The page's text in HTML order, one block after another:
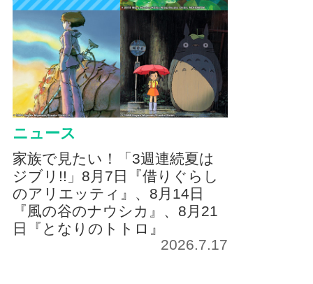
ニュース
家族で見たい！「3週連続夏は
ジブリ!!」8月7日『借りぐらし
のアリエッティ』、8月14日
『風の谷のナウシカ』、8月21
日『となりのトトロ』
2026.7.17